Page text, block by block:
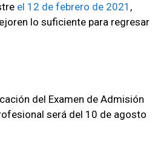
el 12 de febrero de 2021 ,
lo suficiente para regresar
del Examen de Admisión
será del 10 de agosto